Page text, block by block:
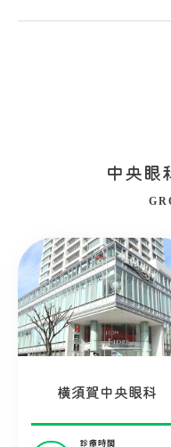
中央眼
横須賀中央眼科
診療時間